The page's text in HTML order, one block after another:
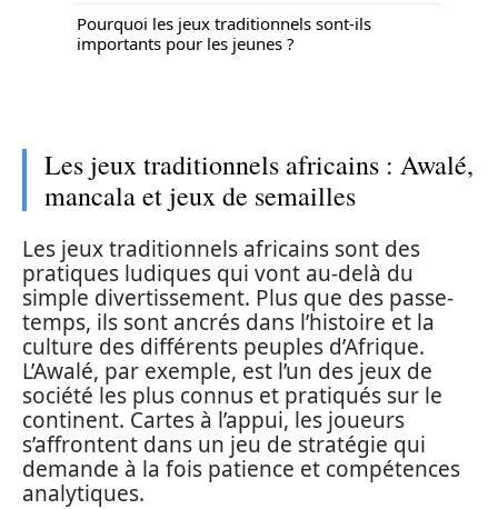
Pourquoi les jeux traditionnels sont-ils
importants pour les jeunes ?
Les jeux traditionnels africains : Awalé,
mancala et jeux de semailles
Les jeux traditionnels africains sont des
pratiques ludiques qui vont au-delà du
simple divertissement. Plus que des passe-
temps, ils sont ancrés dans l’histoire et la
culture des différents peuples d’Afrique.
L’Awalé, par exemple, est l’un des jeux de
société les plus connus et pratiqués sur le
continent. Cartes à l’appui, les joueurs
s’affrontent dans un jeu de stratégie qui
demande à la fois patience et compétences
analytiques.